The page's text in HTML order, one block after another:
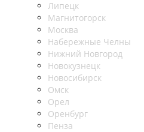
Липецк
Магнитогорск
Москва
Набережные Челны
Нижний Новгород
Новокузнецк
Новосибирск
Омск
Орел
Оренбург
Пенза